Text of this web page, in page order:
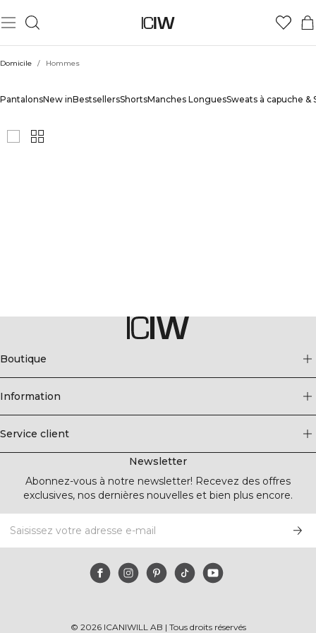
Domicile / Hommes
PantalonsNew inBestsellersShortsManches LonguesSweats à capuche &
Boutique
Information
Service client
Newsletter
Abonnez-vous à notre newsletter! Recevez des offres
exclusives, nos dernières nouvelles et bien plus encore.
© 2026ICANIWILL AB | Tous droits réservés